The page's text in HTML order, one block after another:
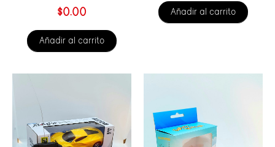
$0.00
Añadir al carrito
Añadir al carrito